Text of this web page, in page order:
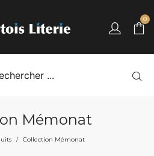
0
Mémonat
/ Collection Mémonat